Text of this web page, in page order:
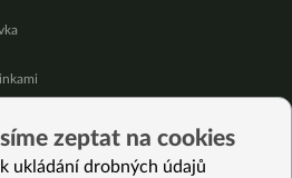
krémem
zeptat na cookies
ukládání drobných údajů